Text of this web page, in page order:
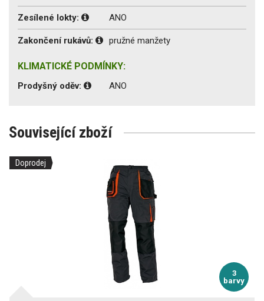
Zesílené lokty: ANO
Zakončení rukávů: pružné manžety
KLIMATICKÉ PODMÍNKY:
Prodyšný oděv: ANO
Související zboží
Doprodej
3
barvy